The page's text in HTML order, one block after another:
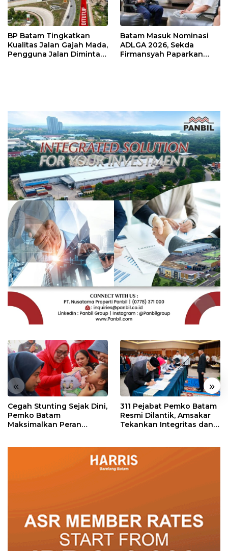
BP Batam Tingkatkan
Kualitas Jalan Gajah Mada,
Pengguna Jalan Diminta
Batam Masuk Nominasi
ADLGA 2026, Sekda
Firmansyah Paparkan
« »
Cegah Stunting Sejak Dini,
Pemko Batam
Maksimalkan Peran
311 Pejabat Pemko Batam
Resmi Dilantik, Amsakar
Tekankan Integritas dan